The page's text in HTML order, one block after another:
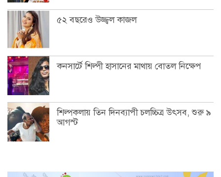
৫২ বছরেও উজ্জ্বল কাজল
কনসার্টে শিল্পী হাসানের মাথায় বোতল নিক্ষেপ
শিল্পকলায় তিন দিনব্যাপী চলচ্চিত্র উৎসব, শুরু ৯
আগস্ট